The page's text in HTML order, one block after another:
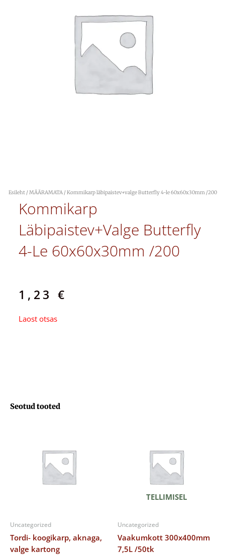
Esileht /MÄÄRAMATA / Kommikarp läbipaistev+valge Butterfly 4-le 60x60x30mm /200
Kommikarp
Läbipaistev+valge Butterfly
4-Le 60x60x30mm /200
1,23 €
Laost otsas
Seotud tooted
Uncategorized
Tordi- koogikarp, aknaga,
valge kartong
TELLIMISEL
Uncategorized
Vaakumkott 300x400mm
7,5L /50tk